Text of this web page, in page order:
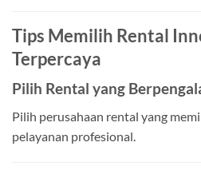
Tips Memilih Rental
Terpercaya
Pilih Rental yang
Pilih perusahaan rental yang
pelayanan profesional.